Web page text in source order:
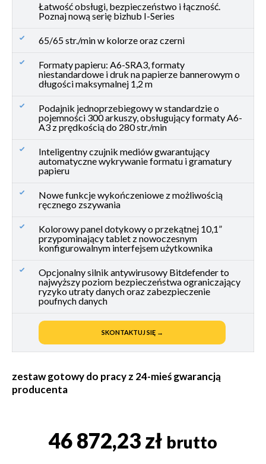
Łatwość obsługi, bezpieczeństwo i łączność.
Poznaj nową serię bizhub I-Series
65/65 str./min w kolorze oraz czerni
Formaty papieru: A6-SRA3, formaty
niestandardowe i druk na papierze bannerowym o
długości maksymalnej 1,2 m
Podajnik jednoprzebiegowy w standardzie o
pojemności 300 arkuszy, obsługujący formaty A6-
A3 z prędkością do 280 str./min
Inteligentny czujnik mediów gwarantujący
automatyczne wykrywanie formatu i gramatury
papieru
Nowe funkcje wykończeniowe z możliwością
ręcznego zszywania
Kolorowy panel dotykowy o przekątnej 10,1”
przypominający tablet z nowoczesnym
konfigurowalnym interfejsem użytkownika
Opcjonalny silnik antywirusowy Bitdefender to
najwyższy poziom bezpieczeństwa ograniczający
ryzyko utraty danych oraz zabezpieczenie
poufnych danych
SKONTAKTUJ SIĘ →
zestaw gotowy do pracy z 24-mieś gwarancją
producenta
46 872,23zł brutto